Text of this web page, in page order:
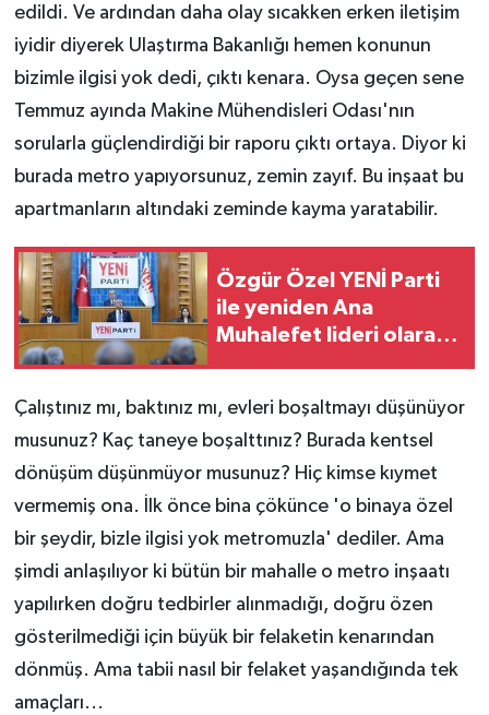
edildi. Ve ardından daha olay sıcakken erken iletişim
iyidir diyerek Ulaştırma Bakanlığı hemen konunun
bizimle ilgisi yok dedi, çıktı kenara. Oysa geçen sene
Temmuz ayında Makine Mühendisleri Odası'nın
sorularla güçlendirdiği bir raporu çıktı ortaya. Diyor ki
burada metro yapıyorsunuz, zemin zayıf. Bu inşaat bu
apartmanların altındaki zeminde kayma yaratabilir.
Özgür Özel YENİ Parti
ile yeniden Ana
Muhalefet lideri olarak
Çalıştınız mı, baktınız mı, evleri boşaltmayı düşünüyor
musunuz? Kaç taneye boşalttınız? Burada kentsel
dönüşüm düşünmüyor musunuz? Hiç kimse kıymet
vermemiş ona. İlk önce bina çökünce 'o binaya özel
bir şeydir, bizle ilgisi yok metromuzla' dediler. Ama
şimdi anlaşılıyor ki bütün bir mahalle o metro inşaatı
yapılırken doğru tedbirler alınmadığı, doğru özen
gösterilmediği için büyük bir felaketin kenarından
dönmüş. Ama tabii nasıl bir felaket yaşandığında tek
amaçları...